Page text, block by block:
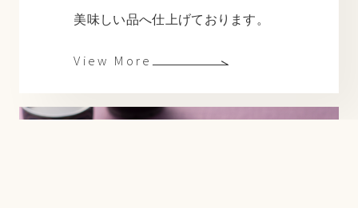
美味しい品へ仕上げております。
View MoreRecommend Item